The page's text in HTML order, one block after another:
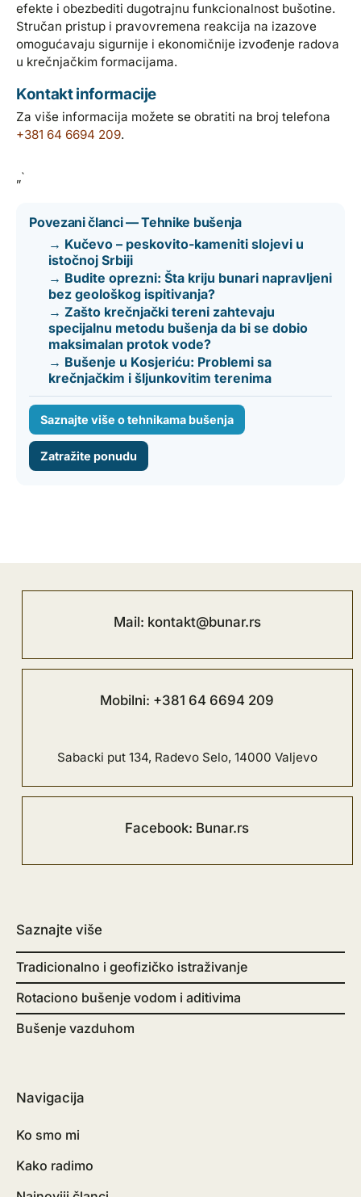
efekte i obezbediti dugotrajnu funkcionalnost bušotine.
Stručan pristup i pravovremena reakcija na izazove
omogućavaju sigurnije i ekonomičnije izvođenje radova
u krečnjačkim formacijama.
Kontakt informacije
Za više informacija možete se obratiti na broj telefona
+381 64 6694 209.
„`
Povezani članci — Tehnike bušenja
→ Kučevo – peskovito-kameniti slojevi u
istočnoj Srbiji
→ Budite oprezni: Šta kriju bunari napravljeni
bez geološkog ispitivanja?
→ Zašto krečnjački tereni zahtevaju
specijalnu metodu bušenja da bi se dobio
maksimalan protok vode?
→ Bušenje u Kosjeriću: Problemi sa
krečnjačkim i šljunkovitim terenima
Saznajte više o tehnikama bušenja
Zatražite ponudu
Mail: kontakt@bunar.rs
Mobilni: +381 64 6694 209
Sabacki put 134, Radevo Selo, 14000 Valjevo
Facebook: Bunar.rs
Saznajte više
Tradicionalno i geofizičko istraživanje
Rotaciono bušenje vodom i aditivima
Bušenje vazduhom
Navigacija
Ko smo mi
Kako radimo